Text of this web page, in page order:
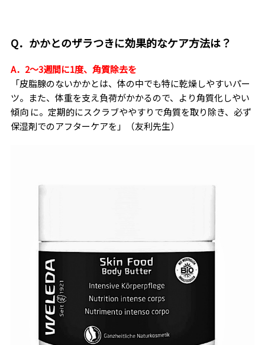
Q．かかとのザラつきに効果的なケア方法は？
A．2～3週間に1度、角質除去を
「皮脂腺のないかかとは、体の中でも特に乾燥しやすいパー
ツ。また、体重を支え負荷がかかるので、より角質化しやい
傾向 に。定期的にスクラブややすりで角質を取り除き、必ず
保湿剤でのアフターケアを」（友利先生）